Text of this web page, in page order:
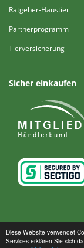
Diese Website verwendet
Services erklären Sie sich
Ratgeber-Haustier
Partnerprogramm
Tierversicherung
Sicher einkaufen